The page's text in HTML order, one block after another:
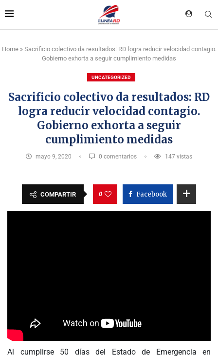
Home» Sacrificio colectivo da resultados: RD logra reducir velocidad contagio.
Gobierno exhorta a seguir cumplimiento medidas
UNCATEGORIZED
Sacrificio colectivo da resultados: RD
logra reducir velocidad contagio.
Gobierno exhorta a seguir
cumplimiento medidas
mayo 9, 2020 0 comentarios 147 vistas
COMPARTIR 0 Facebook
Al cumplirse 50 días del Estado de Emergencia en